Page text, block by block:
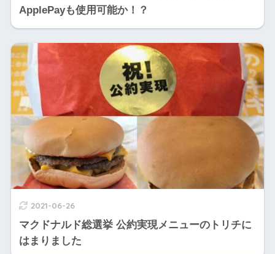
ApplePayも使用可能か！？
2021-06-26
マクドナルド総選挙 公約実現メニューのトリチに
はまりました